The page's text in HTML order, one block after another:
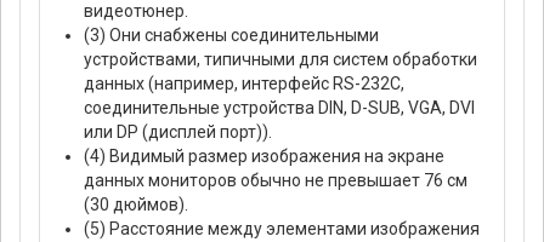
видеотюнер.
(3) Они снабжены соединительными
устройствами, типичными для систем обработки
данных (например, интерфейс RS-232C,
соединительные устройства DIN, D-SUB, VGA, DVI
или DP (дисплей порт)).
(4) Видимый размер изображения на экране
данных мониторов обычно не превышает 76 см
(30 дюймов).
(5) Расстояние между элементами изображения